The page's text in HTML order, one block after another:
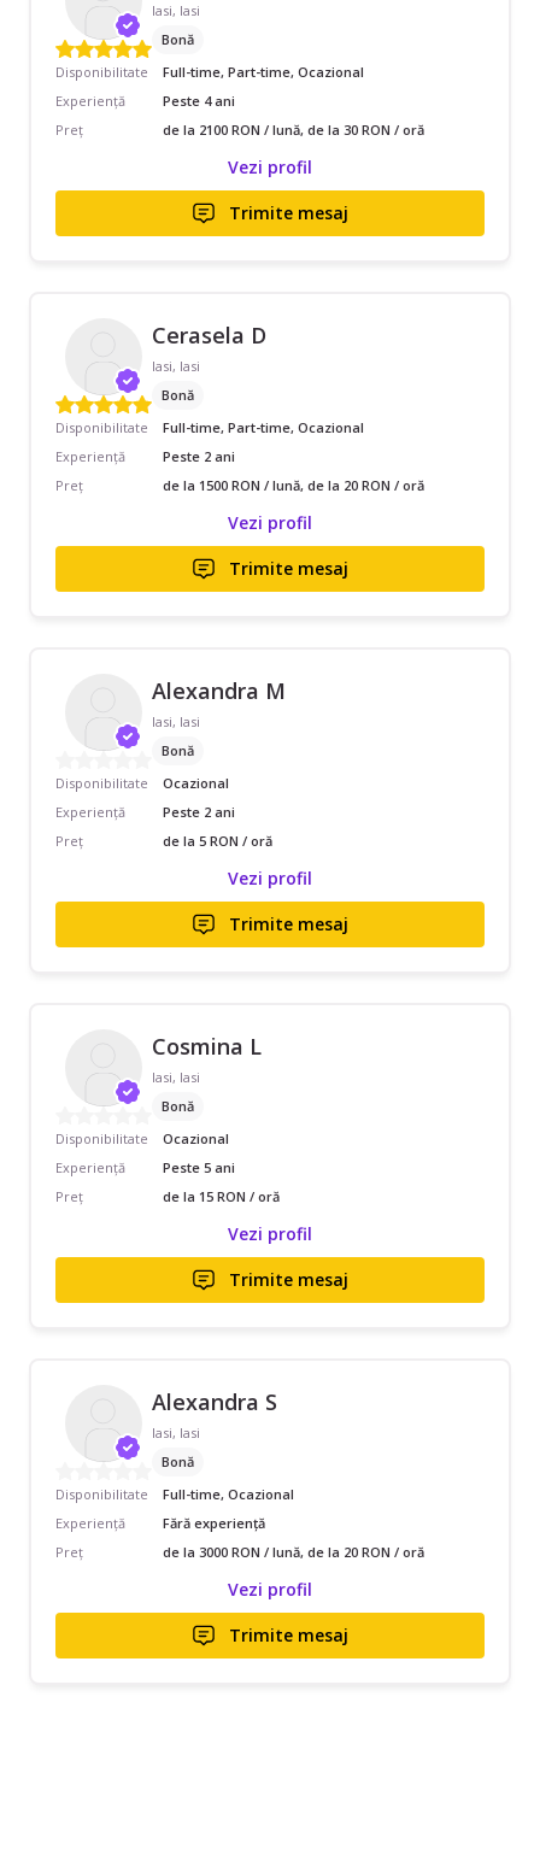
Iasi, Iasi
Bonă
Disponibilitate
Full-time, Part-time, Ocazional
Experiență
Peste 4 ani
Preț
de la 2100 RON / lună, de la 30 RON / oră
Vezi profil
Trimite mesaj
Cerasela D
Iasi, Iasi
Bonă
Disponibilitate
Full-time, Part-time, Ocazional
Experiență
Peste 2 ani
Preț
de la 1500 RON / lună, de la 20 RON / oră
Vezi profil
Trimite mesaj
Alexandra M
Iasi, Iasi
Bonă
Disponibilitate
Ocazional
Experiență
Peste 2 ani
Preț
de la 5 RON / oră
Vezi profil
Trimite mesaj
Cosmina L
Iasi, Iasi
Bonă
Disponibilitate
Ocazional
Experiență
Peste 5 ani
Preț
de la 15 RON / oră
Vezi profil
Trimite mesaj
Alexandra S
Iasi, Iasi
Bonă
Disponibilitate
Full-time, Ocazional
Experiență
Fără experiență
Preț
de la 3000 RON / lună, de la 20 RON / oră
Vezi profil
Trimite mesaj